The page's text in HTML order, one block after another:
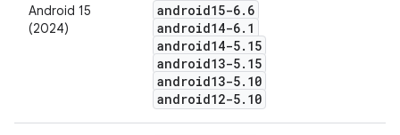
Android 15
(2024)
android15-6. 6
android14-6. 1
android14-5. 15
android13-5. 15
android13-5. 10
android12-5. 10